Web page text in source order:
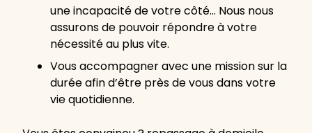
une incapacité de votre côté… Nous nous
assurons de pouvoir répondre à votre
nécessité au plus vite.
Vous accompagner avec une mission sur la
durée afin d’être près de vous dans votre
vie quotidienne.